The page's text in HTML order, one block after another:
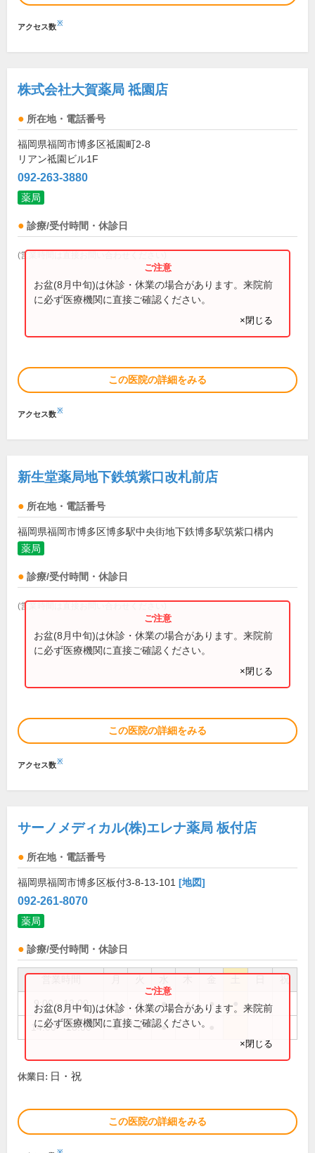
アクセス数※
株式会社大賀薬局 祗園店
所在地・電話番号
福岡県福岡市博多区祗園町2-8
リアン祗園ビル1F
092-263-3880
薬局
診療/受付時間・休診日
(営業時間は直接お問い合わせください)
お盆(8月中旬)は休診・休業の場合があります。来院前
に必ず医療機関に直接ご確認ください。
×閉じる
この医院の詳細をみる
アクセス数※
新生堂薬局地下鉄筑紫口改札前店
所在地・電話番号
福岡県福岡市博多区博多駅中央街地下鉄博多駅筑紫口構内
薬局
診療/受付時間・休診日
(営業時間は直接お問い合わせください)
お盆(8月中旬)は休診・休業の場合があります。来院前
に必ず医療機関に直接ご確認ください。
×閉じる
この医院の詳細をみる
アクセス数※
サーノメディカル(株)エレナ薬局 板付店
所在地・電話番号
福岡県福岡市博多区板付3-8-13-101 [地図]
092-261-8070
薬局
診療/受付時間・休診日
祝
9:00～13:00 ● ● ● ● ●
14:00～18:00 ● ● ●
お盆(8月中旬)は休診・休業の場合があります。来院前
に必ず医療機関に直接ご確認ください。
×閉じる
休業日: 日・祝
この医院の詳細をみる